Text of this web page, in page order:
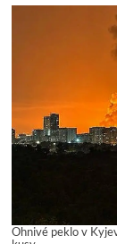
Ohnivé peklo v